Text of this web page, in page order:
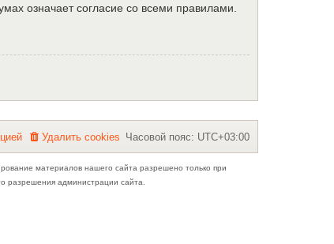
означает согласие со всеми правилами.
Часовой пояс: UTC+03:00
Удалить cookies
цией
материалов нашего сайта разрешено только при
разрешения администрации сайта.